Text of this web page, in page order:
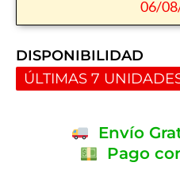
06/
DISPONIBILIDAD
ÚLTIMAS 7
Envío
Pago